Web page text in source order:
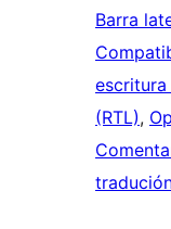
Barra
(RTL),